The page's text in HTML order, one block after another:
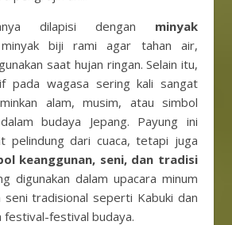
dilapisi dengan minyak
biji rami agar tahan air,
saat hujan ringan. Selain itu,
pada wagasa sering kali sangat
alam, musim, atau simbol
budaya Jepang. Payung ini
pelindung dari cuaca, tetapi juga
keanggunan, seni, dan tradisi
digunakan dalam upacara minum
tradisional seperti Kabuki dan
festival budaya.